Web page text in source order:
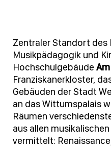
Zentraler Standort
Musikpädagogik und
Hochschulgebäude
Franziskanerkloster,
Gebäuden der Stadt
an das Wittumspalais
Räumen
aus allen
vermittelt: